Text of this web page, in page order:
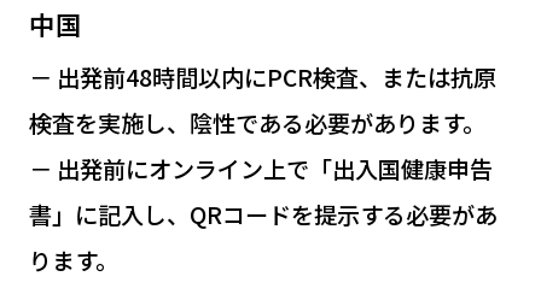
中国
－ 出発前48時間以内にPCR検査、または抗原
検査を実施し、陰性である必要があります。
－ 出発前にオンライン上で「出入国健康申告
書」に記入し、QRコードを提示する必要があ
ります。